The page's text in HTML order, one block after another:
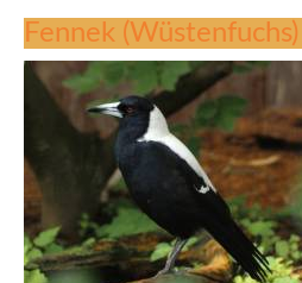
Fennek (Wüstenfuchs)